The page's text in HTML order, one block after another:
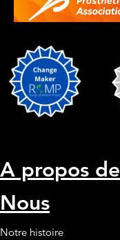
A propos de
Nous
Notre histoire